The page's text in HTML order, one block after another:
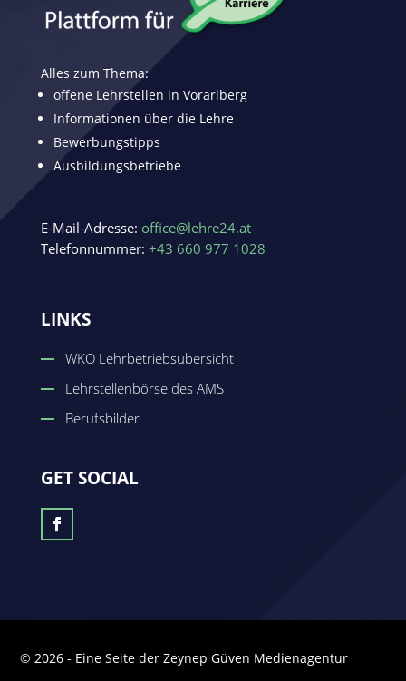
Alles zum Thema:
offene Lehrstellen in Vorarlberg
Informationen über die Lehre
Bewerbungstipps
Ausbildungsbetriebe
E-Mail-Adresse: office@lehre24.at
Telefonnummer: +43 660 977 1028
LINKS
WKO Lehrbetriebsübersicht
Lehrstellenbörse des AMS
Berufsbilder
GET SOCIAL
© 2026 - Eine Seite der Zeynep Güven Medienagentur